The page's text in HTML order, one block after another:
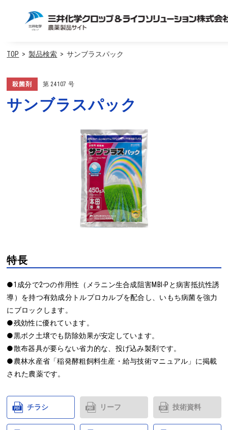
TOP 製品検索 サンブラスパック
殺菌剤 第 24107 号
サンブラスパック
特長
●1成分で2つの作用性（メラニン生合成阻害MBI-Pと病害抵抗性誘
導）を持つ有効成分トルプロカルブを配合し、いもち病菌を強力
にブロックします。
●残効性に優れています。
●黒ボク土壌でも防除効果が安定しています。
●散布器具が要らない省力的な、投げ込み製剤です。
●農林水産省「稲発酵粗飼料生産・給与技術マニュアル」に掲載
された農薬です。
チラシ リーフ 技術資料